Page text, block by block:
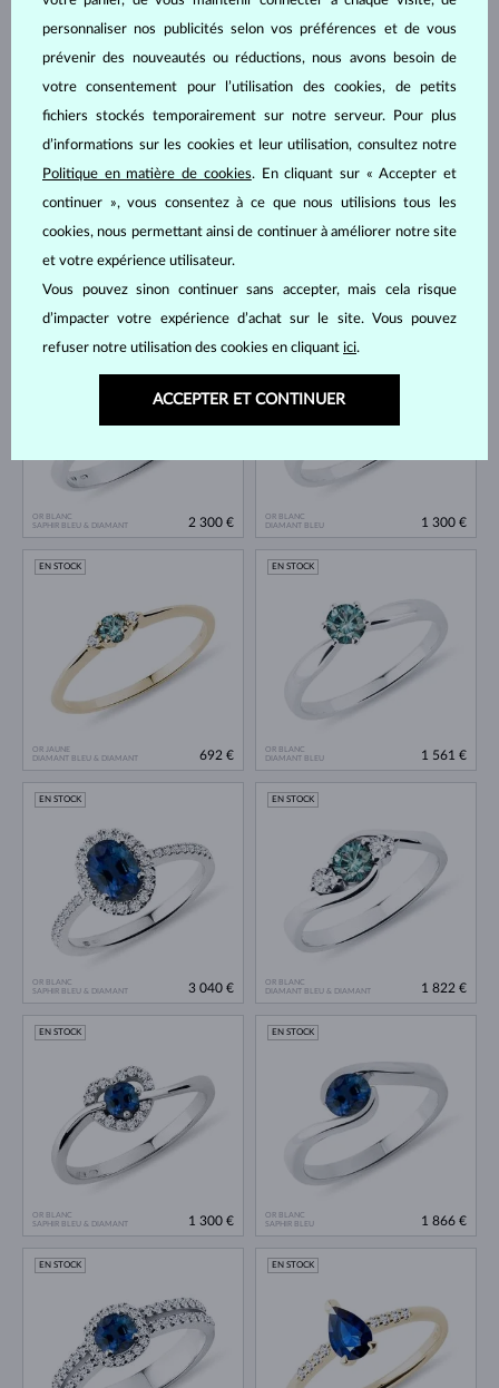
OR BLANC
SAPHIR BLEU & DIAMANT
4 779 €
OR BLANC
SAPHIR BLEU & DIAMANT
1 605 €
OR BLANC
DIAMANT LAB GROWN BLEU & DIAMANT LAB GROWN
2 735 €
SAPHIR BLEU & DIAMANT
1 735 €
OR BLANC
SAPHIR BLEU & DIAMANT
EN STOCK
2 300 €
OR BLANC
DIAMANT BLEU
1 300 €
OR JAUNE
DIAMANT BLEU & DIAMANT
EN STOCK
692 €
OR BLANC
DIAMANT BLEU
EN STOCK
1 561 €
OR BLANC
SAPHIR BLEU & DIAMANT
EN STOCK
3 040 €
OR BLANC
DIAMANT BLEU & DIAMANT
EN STOCK
1 822 €
OR BLANC
SAPHIR BLEU & DIAMANT
EN STOCK
1 300 €
OR BLANC
SAPHIR BLEU
EN STOCK
1 866 €
EN STOCK EN STOCK
personnaliser nos publicités selon vos préférences et de vous
prévenir des nouveautés ou réductions, nous avons besoin de
votre consentement pour l’utilisation des cookies, de petits
fichiers stockés temporairement sur notre serveur. Pour plus
d’informations sur les cookies et leur utilisation, consultez notre
Politique en matière de cookies. En cliquant sur « Accepter et
continuer », vous consentez à ce que nous utilisions tous les
cookies, nous permettant ainsi de continuer à améliorer notre site
et votre expérience utilisateur.
Vous pouvez sinon continuer sans accepter, mais cela risque
d’impacter votre expérience d’achat sur le site. Vous pouvez
refuser notre utilisation des cookies en cliquant ici.
ACCEPTER ET CONTINUER